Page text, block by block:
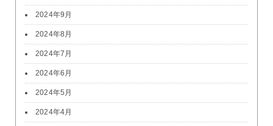
2024年9月
2024年8月
2024年7月
2024年6月
2024年5月
2024年4月